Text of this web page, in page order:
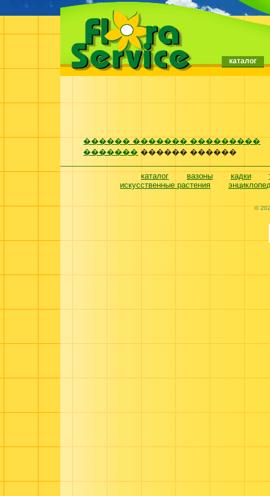
каталог
������ ������� ���������
������������� ������
каталог вазоны кадки
искусственные растения
©